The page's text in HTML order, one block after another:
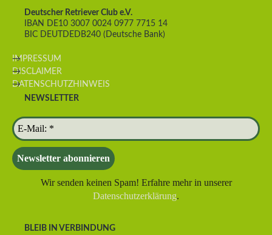
Deutscher Retriever Club e.V.
IBAN DE10 3007 0024 0977 7715 14
BIC DEUTDEDB240 (Deutsche Bank)
IMPRESSUM
DISCLAIMER
DATENSCHUTZHINWEIS
NEWSLETTER
Wir senden keinen Spam! Erfahre mehr in unserer
Datenschutzerklärung.
BLEIB IN VERBINDUNG